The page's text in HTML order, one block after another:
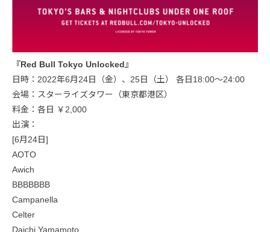
『Red Bull Tokyo Unlocked』
日時：2022年6月24日（金）、25日（土） 各日18:00〜24:00
会場：スターライズタワー（東京都港区）
料金：各日 ￥2,000
出演：
[6月24日]
AOTO
Awich
BBBBBBB
Campanella
Celter
Daichi Yamamoto